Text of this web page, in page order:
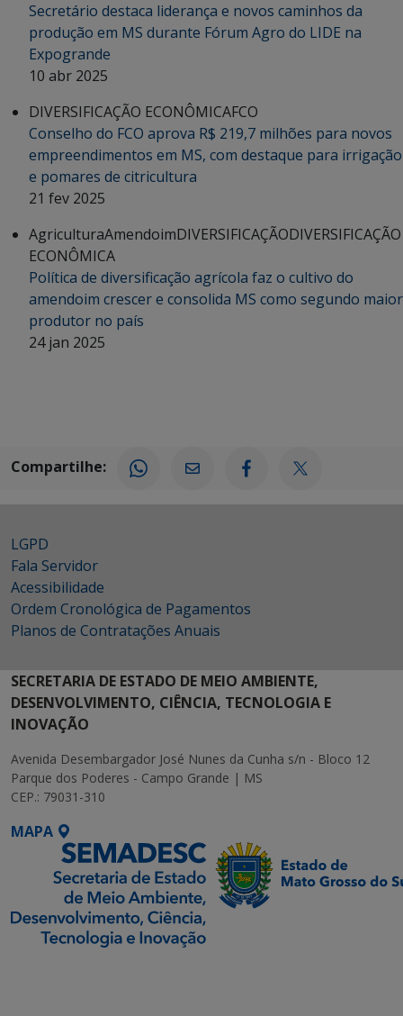
Secretário destaca liderança e novos caminhos da
produção em MS durante Fórum Agro do LIDE na
Expogrande
10 abr 2025
DIVERSIFICAÇÃO ECONÔMICAFCO
Conselho do FCO aprova R$ 219,7 milhões para novos
empreendimentos em MS, com destaque para irrigação
e pomares de citricultura
21 fev 2025
AgriculturaAmendoimDIVERSIFICAÇÃODIVERSIFICAÇÃO
ECONÔMICA
Política de diversificação agrícola faz o cultivo do
amendoim crescer e consolida MS como segundo maior
produtor no país
24 jan 2025
Compartilhe:
LGPD
Fala Servidor
Acessibilidade
Ordem Cronológica de Pagamentos
Planos de Contratações Anuais
SECRETARIA DE ESTADO DE MEIO AMBIENTE,
DESENVOLVIMENTO, CIÊNCIA, TECNOLOGIA E
INOVAÇÃO
Avenida Desembargador José Nunes da Cunha s/n - Bloco 12
Parque dos Poderes - Campo Grande | MS
CEP.: 79031-310
MAPA